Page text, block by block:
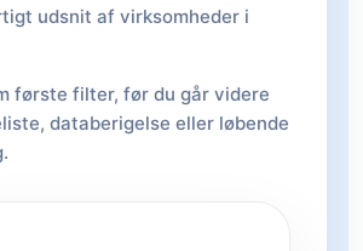
udsnit af virksomheder i
første filter, før du går videre
databerigelse eller løbende